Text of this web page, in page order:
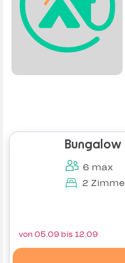
Bungalow
6 max
2
von 05.09 bis 12.09